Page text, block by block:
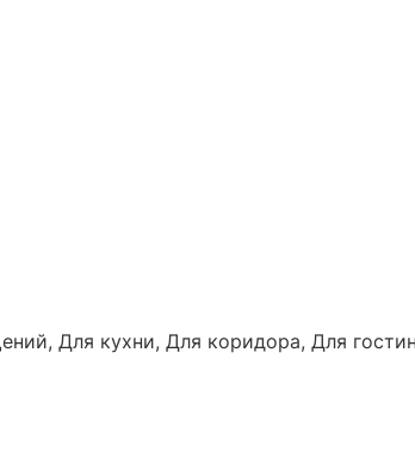
Для кухни, Для коридора, Для